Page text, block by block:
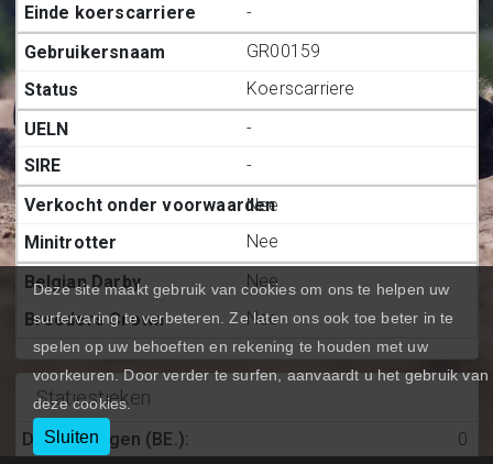
-
GR00159
Koerscarriere
-
-
Nee
Nee
Nee
Nee
Statiestieken
Deelnemingen (BE.): 0
Deze site maakt gebruik van cookies om ons te helpen uw
surfervaring te verbeteren. Ze laten ons ook toe beter in te
spelen op uw behoeften en rekening te houden met uw
voorkeuren. Door verder te surfen, aanvaardt u het gebruik van
deze cookies.
Sluiten